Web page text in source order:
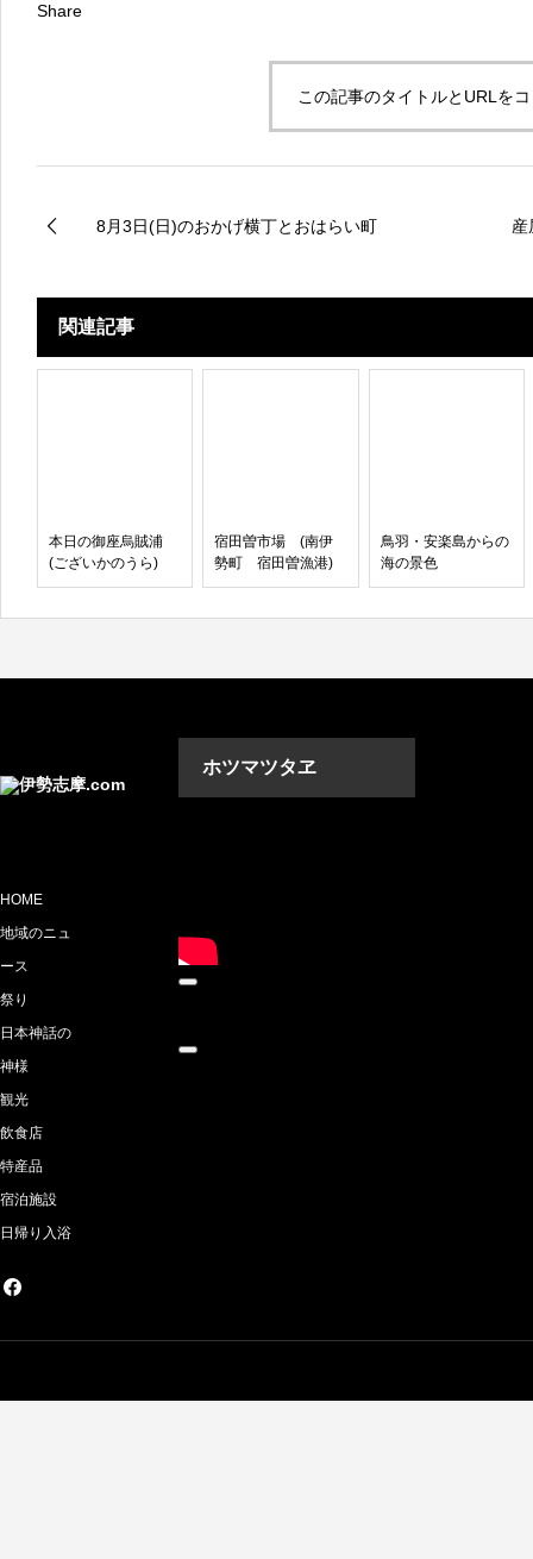
Share
この記事のタイトルとURLを
8月3日(日)のおかげ横丁とおはらい町 産
関連記事
本日の御座烏賊浦
(ございかのうら)
宿田曽市場 (南伊
勢町 宿田曽漁港)
鳥羽・安楽島からの
海の景色
ホツマツタヱ
HOME
地域のニュ
ース
祭り
日本神話の
神様
観光
飲食店
特産品
宿泊施設
日帰り入浴